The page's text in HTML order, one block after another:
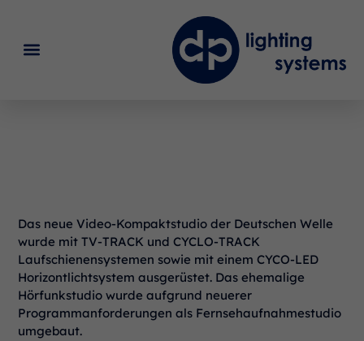
Das neue Video-Kompaktstudio der Deutschen Welle
wurde mit TV-TRACK und CYCLO-TRACK
Laufschienensystemen sowie mit einem CYCO-LED
Horizontlichtsystem ausgerüstet. Das ehemalige
Hörfunkstudio wurde aufgrund neuerer
Programmanforderungen als Fernsehaufnahmestudio
umgebaut.